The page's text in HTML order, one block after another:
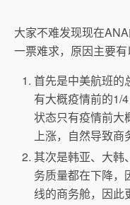
大家不难发现现在
一票难求，原因主要有
首先是中美航班的
有大概疫情前的1/
状态只有疫情前大
上涨，自然导致商
其次是韩亚、大韩
务质量都在下降，
线的商务舱，因此